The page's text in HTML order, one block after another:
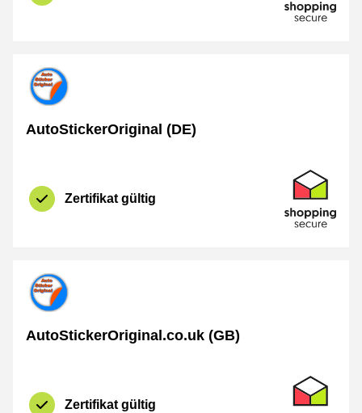
AutoStickerOriginal (DE)
Zertifikat gültig
Zertifikat
Shopping
AutoStickerOriginal.co.uk (GB)
Zertifikat gültig
Zertifikat
Shopping